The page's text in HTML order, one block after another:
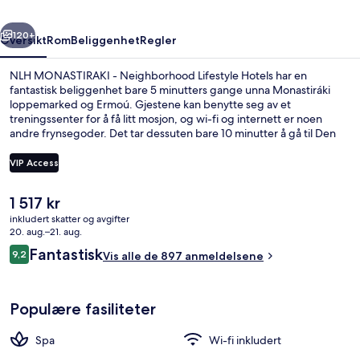
Neste
120+
OversiktRomBeliggenhetRegler
NLH MONASTIRAKI - Neighborhood Lifestyle Hotels har en
fantastisk beliggenhet bare 5 minutters gange unna Monastiráki
loppemarked og Ermoú. Gjestene kan benytte seg av et
treningssenter for å få litt mosjon, og wi-fi og internett er noen
andre frynsegoder. Det tar dessuten bare 10 minutter å gå til Den
betjeningen og beliggenheten. Det er ikke langt å gå til
kollektivtransport fra overnattingsstedet: Det tar 4 minutter å gå til
VIP Access
Den
nåværende
prisen
er
1 517 kr
1 517 kr
inkludert skatter og avgifter
20. aug.–21. aug.
Anmeldelser
9,29,2 av 10 –
FantastiskVis alle de 897 anmeldelsene
Populære fasiliteter
Spa
Wi-fi inkludert